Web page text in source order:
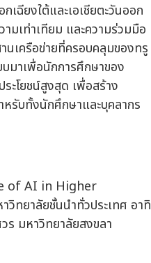
ฉียงใต้และเอเชียตะวันออก
มเท่าเทียม และความร่วมมือ
นเครือข่ายที่ครอบคลุมของทรู
มาเพื่อนักการศึกษาของ
ะโยชน์สูงสุด เพื่อสร้าง
รับทั้งนักศึกษาและบุคลากร
of AI in Higher
ทยาลัยชั้นนำทั่วประเทศ อาทิ
ร มหาวิทยาลัยสงขลา